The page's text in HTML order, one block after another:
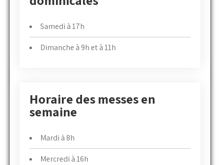
Samedi à 17h
Dimanche à 9h et à 11h
Horaire des messes en
semaine
Mardi à 8h
Mercredi à 16h